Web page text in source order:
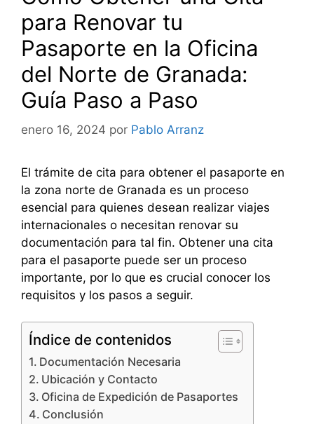
para Renovar tu
Pasaporte en la Oficina
del Norte de Granada:
Guía Paso a Paso
enero 16, 2024 por Pablo Arranz
El trámite de cita para obtener el pasaporte en
la zona norte de Granada es un proceso
esencial para quienes desean realizar viajes
internacionales o necesitan renovar su
documentación para tal fin. Obtener una cita
para el pasaporte puede ser un proceso
importante, por lo que es crucial conocer los
requisitos y los pasos a seguir.
Índice de contenidos
Documentación Necesaria
Ubicación y Contacto
Oficina de Expedición de Pasaportes
Conclusión